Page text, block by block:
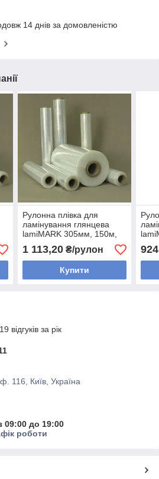
14 днів за домовленістю
Рулонна плівка для
ламінування глянцева
lamiMARK 305мм, 150м,
75 мік,
1 113,20₴/рулон
Купити
125
924
відгуків за рік
116, Київ, Україна
09:00 до 19:00
роботи